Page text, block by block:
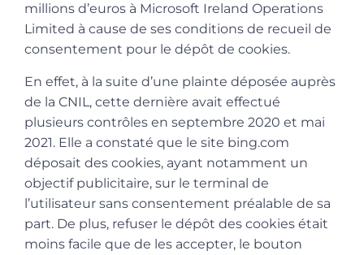
millions d’euros à Microsoft Ireland Operations
Limited à cause de ses conditions de recueil de
consentement pour le dépôt de cookies.
En effet, à la suite d’une plainte déposée auprès
de la CNIL, cette dernière avait effectué
plusieurs contrôles en septembre 2020 et mai
2021. Elle a constaté que le site bing.com
déposait des cookies, ayant notamment un
objectif publicitaire, sur le terminal de
l’utilisateur sans consentement préalable de sa
part. De plus, refuser le dépôt des cookies était
moins facile que de les accepter, le bouton